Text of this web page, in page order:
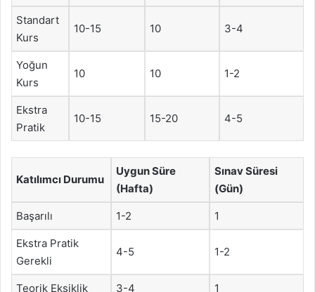
Standart
Kurs
10-15 10 3-4
Yoğun
Kurs
10 10 1-2
Ekstra
Pratik
10-15 15-20 4-5
Katılımcı Durumu
Uygun Süre
(Hafta)
Sınav Süresi
(Gün)
Başarılı 1-2 1
Ekstra Pratik
Gerekli
4-5 1-2
Teorik Eksiklik 3-4 1